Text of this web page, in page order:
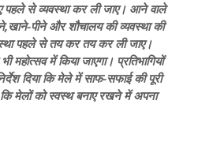
पहले से व्यवस्था कर ली जाए। आने वाले
पीने और शौचालय की व्यवस्था की
पहले से तय कर तय कर ली जाए।
महोत्सव में किया जाएगा। प्रतिभागियों
दिया कि मेले में साफ-सफाई की पूरी
कि मेलों को स्वस्थ बनाए रखने में अपना